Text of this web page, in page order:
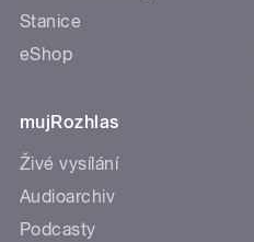
Stanice
eShop
mujRozhlas
Živé vysílání
Audioarchiv
Podcasty